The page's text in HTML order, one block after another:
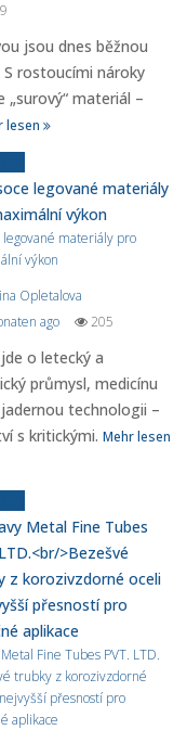
jsou dnes běžnou
rostoucími nároky
materiál –
lesen
legované materiály pro
výkon
Opletalova
ago
205
o letecký a
průmysl, medicínu
technologii –
s kritickými. Mehr lesen
Fine Tubes PVT. LTD.
trubky z korozivzdorné
přesností pro
aplikace